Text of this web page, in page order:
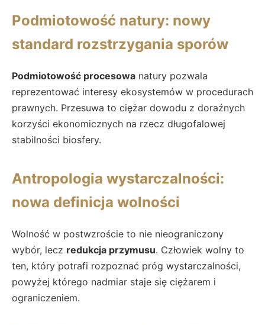
Podmiotowość natury: nowy
standard rozstrzygania sporów
Podmiotowość procesowa natury pozwala
reprezentować interesy ekosystemów w procedurach
prawnych. Przesuwa to ciężar dowodu z doraźnych
korzyści ekonomicznych na rzecz długofalowej
stabilności biosfery.
Antropologia wystarczalności:
nowa definicja wolności
Wolność w postwzroście to nie nieograniczony
wybór, lecz redukcja przymusu. Człowiek wolny to
ten, który potrafi rozpoznać próg wystarczalności,
powyżej którego nadmiar staje się ciężarem i
ograniczeniem.